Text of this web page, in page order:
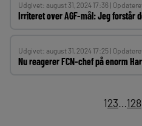
Udgivet: august 31, 2024 17:36 |
Irriteret over AGF-mål: Jeg forstår
Udgivet: august 31, 2024 17:25 |
Nu reagerer FCN-chef på enorm
123…128